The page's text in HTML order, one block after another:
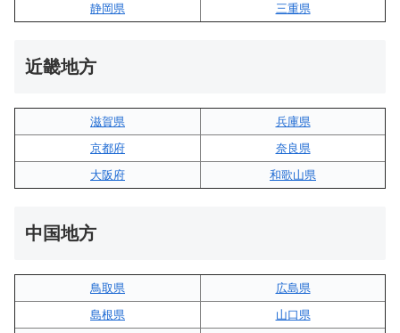
静岡県
三重県
近畿地方
滋賀県
兵庫県
京都府
奈良県
大阪府
和歌山県
中国地方
鳥取県
広島県
島根県
山口県